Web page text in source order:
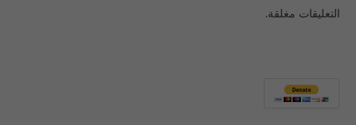
التعليقات مغلقة.